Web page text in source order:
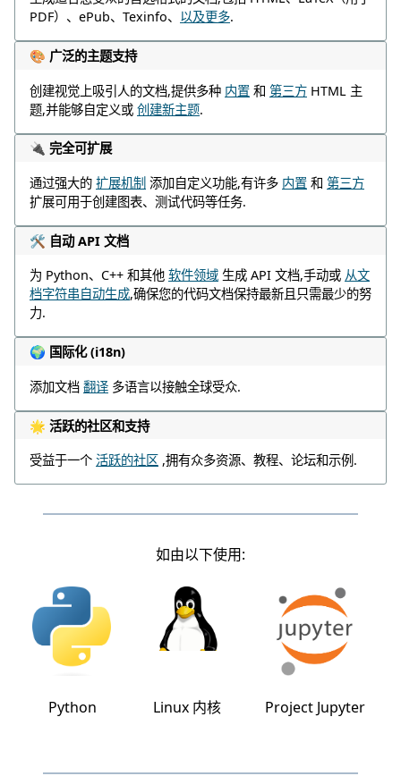
PDF）、ePub、Texinfo、 以及更多.
🎨 广泛的主题支持
创建视觉上吸引人的文档,提供多种 内置 和 第三方 HTML 主
题,并能够自定义或 创建新主题.
🔌 完全可扩展
通过强大的 扩展机制 添加自定义功能,有许多 内置 和 第三方
扩展可用于创建图表、测试代码等任务.
🛠️ 自动 API 文档
为 Python、C++ 和其他 软件领域 生成 API 文档,手动或 从文
档字符串自动生成,确保您的代码文档保持最新且只需最少的努
力.
🌍 国际化 (i18n)
添加文档 翻译 多语言以接触全球受众.
🌟 活跃的社区和支持
受益于一个 活跃的社区 ,拥有众多资源、教程、论坛和示例.
如由以下使用:
Python Linux 内核 Project Jupyter